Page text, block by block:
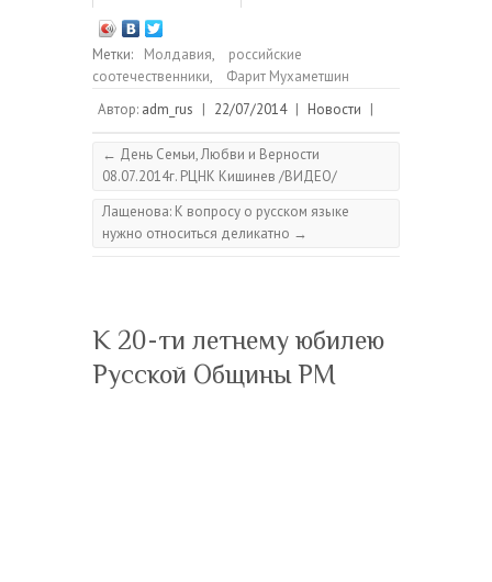
Метки: Молдавия,
российские
соотечественники,
Фарит Мухаметшин
Автор: adm_rus | 22/07/2014 | Новости |
← День Семьи, Любви и Верности
08.07.2014г. РЦНК Кишинев /ВИДЕО/
Лащенова: К вопросу о русском языке
нужно относиться деликатно →
К 20-ти летнему юбилею
Русской Общины РМ